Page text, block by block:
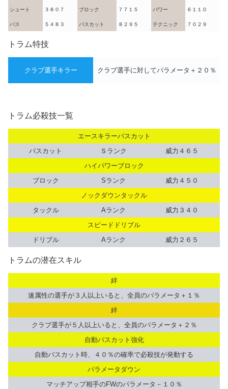
シュート ３８０７ ブロック ７７１５ パワー ６１１０
パス ５４８３ パスカット ８２９５ テクニック ７０２９
トラム特技
クラブ選手キラー クラブ選手に対してパラメータ＋２０％
トラム必殺技一覧
エースキラーパスカット
パスカット
Ｓランク
威力４６５
ハイパワーブロック
ブロック
Sランク
威力４５０
ノックダウンタックル
タックル
Aランク
威力３４０
スピードドリブル
ドリブル
Aランク 威力２６５
トラムの潜在スキル
絆
速属性の選手が３人以上いると、全員のパラメータ＋１％
絆
クラブ選手が５人以上いると、全員のパラメータ＋２％
自動パスカット強化
自動パスカット時、４０％の確率で必殺技が発動する
パラメータダウン
マッチアップ相手のFWのパラメータ－１０％